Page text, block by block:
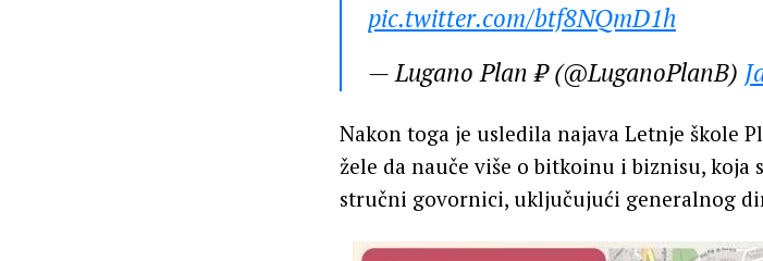
pic.twitter.com/btf8NQmD1h
— Lugano Plan ₿ (@LuganoPlanB)
Nakon toga je usledila najava Letnje škole
žele da nauče više o bitkoinu i biznisu, koja
stručni govornici, uključujući generalnog